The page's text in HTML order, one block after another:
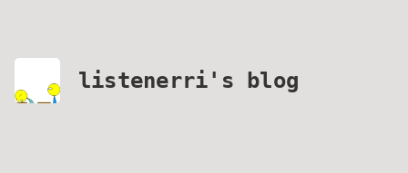
listenerri's blog